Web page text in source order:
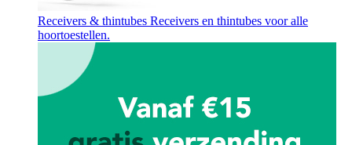
Receivers & thintubes Receivers en thintubes voor alle
hoortoestellen.